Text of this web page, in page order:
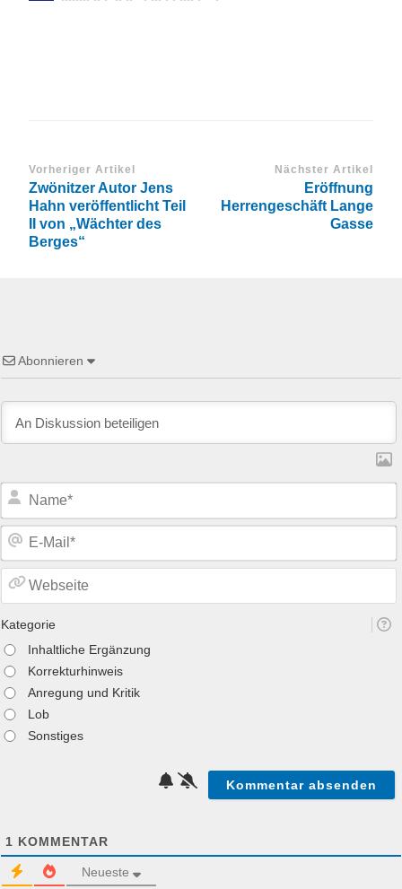
Vorheriger Artikel
Zwönitzer Autor Jens
Hahn veröffentlicht Teil
II von „Wächter des
Berges“
Nächster Artikel
Eröffnung
Herrengeschäft Lange
Gasse
Abonnieren
Kategorie
Inhaltliche Ergänzung
Korrekturhinweis
Anregung und Kritik
Lob
Sonstiges
1 KOMMENTAR
Neueste